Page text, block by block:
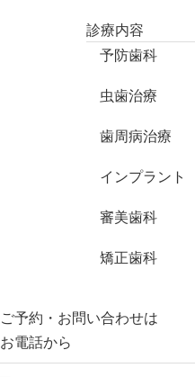
診療内容
予防歯科
虫歯治療
歯周病治療
インプラント
審美歯科
矯正歯科
ご予約・お問い合わせは
お電話から